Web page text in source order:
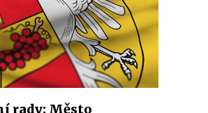
rady: Město